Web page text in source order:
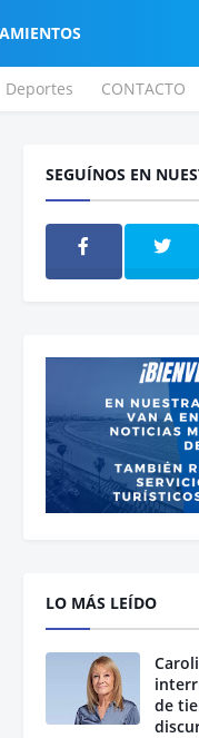
Deportes CONTACTO
SEGUÍNOS EN
LO MÁS LEÍDO
de